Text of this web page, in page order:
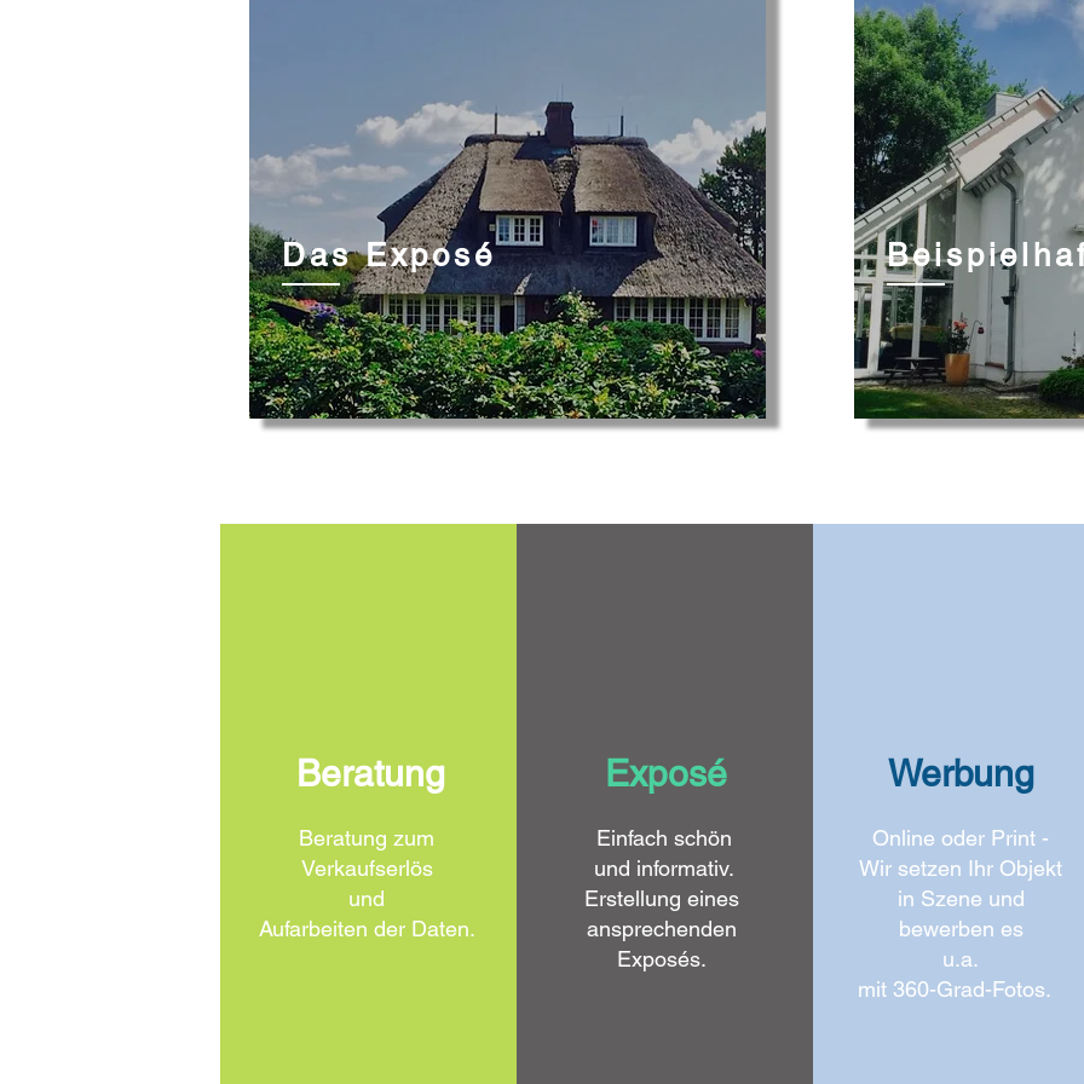
Das Exposé
Beratung
Beratung zum
Verkaufserlös
und
Aufarbeiten der Daten.
Exposé
Einfach schön
und informativ.
Erstellung eines
ansprechenden
Exposés.
Werbung
Online oder Print -
Wir setzen Ihr Objekt
in Szene und
bewerben es
u.a.
mit 360-Grad-Fotos.